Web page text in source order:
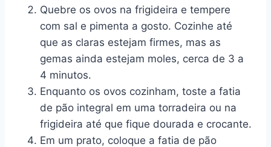
Quebre os ovos na frigideira e tempere
com sal e pimenta a gosto. Cozinhe até
que as claras estejam firmes, mas as
gemas ainda estejam moles, cerca de 3 a
4 minutos.
Enquanto os ovos cozinham, toste a fatia
de pão integral em uma torradeira ou na
frigideira até que fique dourada e crocante.
Em um prato, coloque a fatia de pão